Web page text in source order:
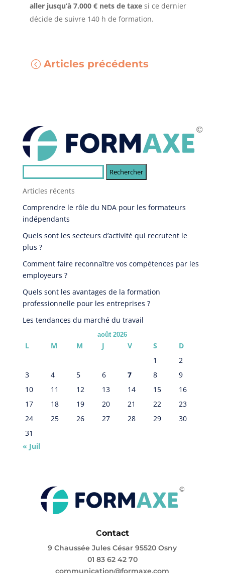
aller jusqu’à 7.000 € nets de taxesi ce dernier
décide de suivre 140 h de formation.
Articles précédents
Rechercher :
Articles récents
Comprendre le rôle du NDA pour les formateurs
indépendants
Quels sont les secteurs d’activité qui recrutent le
plus ?
Comment faire reconnaître vos compétences par les
employeurs ?
Quels sont les avantages de la formation
professionnelle pour les entreprises ?
Les tendances du marché du travail
août 2026
L M M J V S
D
1
2
3
4 5 6 7 8
9
10
11 12 13 14 15
16
17
18 19 20 21 22
23
24
25 26 27 28 29
30
31
« Juil
Contact
9 Chaussée Jules César 95520 Osny
01 83 62 42 70
communication@formaxe.com